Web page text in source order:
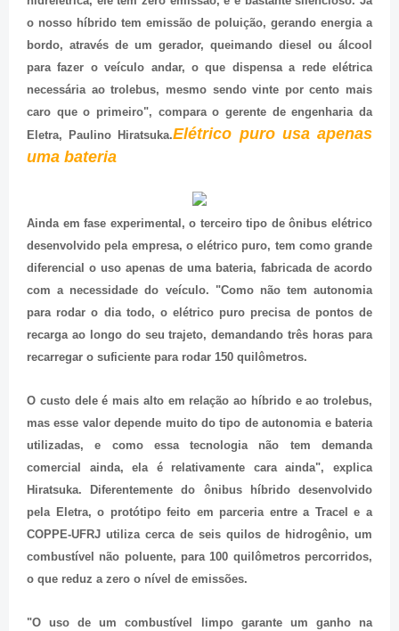
o nosso híbrido tem emissão de poluição, gerando energia a
bordo, através de um gerador, queimando diesel ou álcool
para fazer o veículo andar, o que dispensa a rede elétrica
necessária ao trolebus, mesmo sendo vinte por cento mais
caro que o primeiro", compara o gerente de engenharia da
Eletra, Paulino Hiratsuka.Elétrico puro usa apenas
uma bateria
Ainda em fase experimental, o terceiro tipo de ônibus elétrico
desenvolvido pela empresa, o elétrico puro, tem como grande
diferencial o uso apenas de uma bateria, fabricada de acordo
com a necessidade do veículo. "Como não tem autonomia
para rodar o dia todo, o elétrico puro precisa de pontos de
recarga ao longo do seu trajeto, demandando três horas para
recarregar o suficiente para rodar 150 quilômetros.
O custo dele é mais alto em relação ao híbrido e ao trolebus,
mas esse valor depende muito do tipo de autonomia e bateria
utilizadas, e como essa tecnologia não tem demanda
comercial ainda, ela é relativamente cara ainda", explica
Hiratsuka. Diferentemente do ônibus híbrido desenvolvido
pela Eletra, o protótipo feito em parceria entre a Tracel e a
COPPE-UFRJ utiliza cerca de seis quilos de hidrogênio, um
combustível não poluente, para 100 quilômetros percorridos,
o que reduz a zero o nível de emissões.
"O uso de um combustível limpo garante um ganho na